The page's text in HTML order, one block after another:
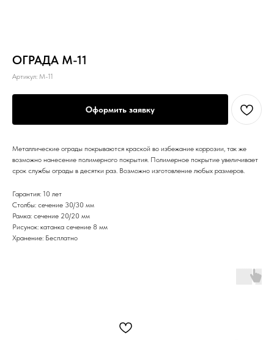
ОГРАДА M-11
Артикул: M-11
Оформить заявку
Металлические ограды покрываются краской во избежание коррозии, так же
возможно нанесение полимерного покрытия. Полимерное покрытие увеличивает
срок службы ограды в десятки раз. Возможно изготовление любых размеров.
Гарантия: 10 лет
Столбы: сечение 30/30 мм
Рамка: сечение 20/20 мм
Рисунок: катанка сечение 8 мм
Хранение: Бесплатно